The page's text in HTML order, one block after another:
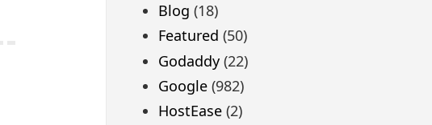
脚
Blog (18)
Featured (50)
Godaddy(22)
Google(982)
HostEase(2)